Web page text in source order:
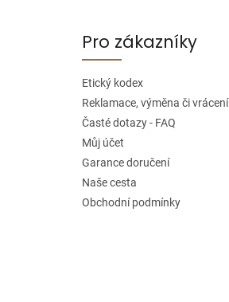
Pro zákazníky
Etický kodex
Reklamace, výměna či vrácení
Časté dotazy - FAQ
Můj účet
Garance doručení
Naše cesta
Obchodní podmínky